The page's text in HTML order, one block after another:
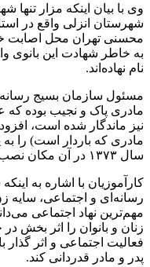
وی با بیان اینکه مزار
شهرستان انزلی واقع در
محسنی تهران محل اصابت
به خاطر شهادت این بانوی
نام نهاده‌اند.
مسئول سازمان بسیج رسانه
مادری پاک و نجیب بوده که
نیز ماندگار شده است،
مادری که باردار است) را به
سال ۱۳۷۳ در آن مکان نصب کردند.
کارآموزیان با اشاره به
رسانه‌ای و اجتماعی، سایه
مهم‌ترین نهاد اجتماعی
زنان و بانوان را اثر بخش
فعالیت اجتماعی و اثر گذار
پدر و مادر قدردانی کند.